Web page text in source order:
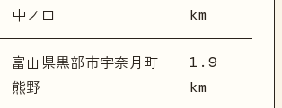
中ノ口 km
富山県黒部市宇奈月町
熊野
1.9
km